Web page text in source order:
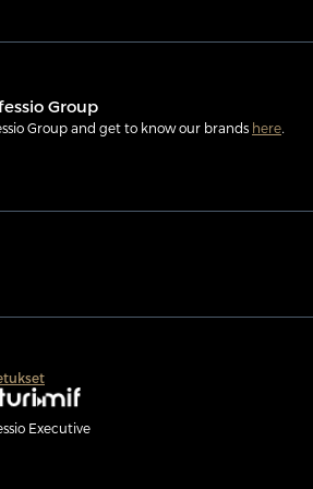
Group
Group and get to know our brands here.
Executive